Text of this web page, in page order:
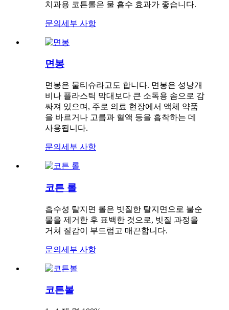
치과용 코튼롤은 물 흡수 효과가 좋습니다.
문의 세부 사항
면봉
면봉은 물티슈라고도 합니다. 면봉은 성냥개
비나 플라스틱 막대보다 큰 소독용 솜으로 감
싸져 있으며, 주로 의료 현장에서 액체 약품
을 바르거나 고름과 혈액 등을 흡착하는 데
사용됩니다.
문의 세부 사항
코튼 롤
흡수성 탈지면 롤은 빗질한 탈지면으로 불순
물을 제거한 후 표백한 것으로, 빗질 과정을
거쳐 질감이 부드럽고 매끈합니다.
문의 세부 사항
코튼볼